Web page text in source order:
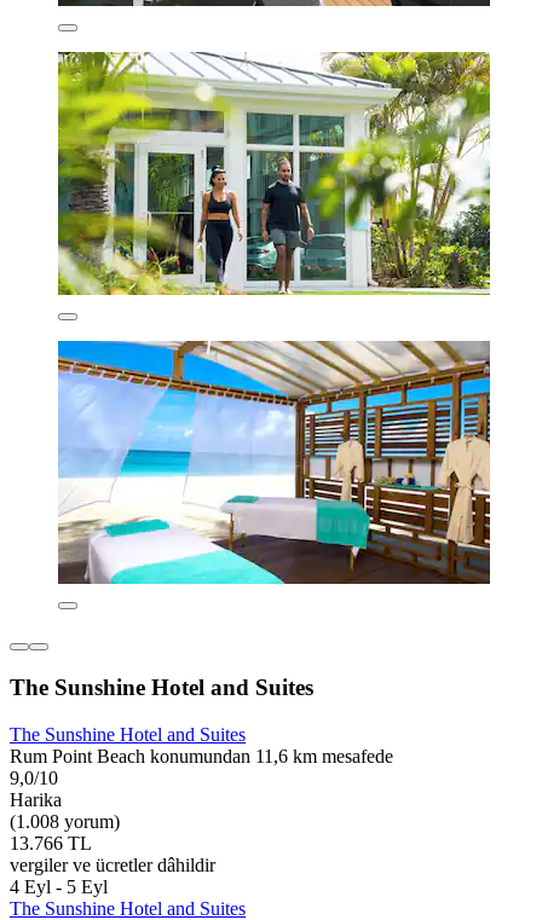
The Sunshine Hotel and Suites
The Sunshine Hotel and Suites
Rum Point Beach konumundan 11,6 km mesafede
9,0/10
Harika
(1.008 yorum)
13.766 TL
vergiler ve ücretler dâhildir
4 Eyl - 5 Eyl
The Sunshine Hotel and Suites